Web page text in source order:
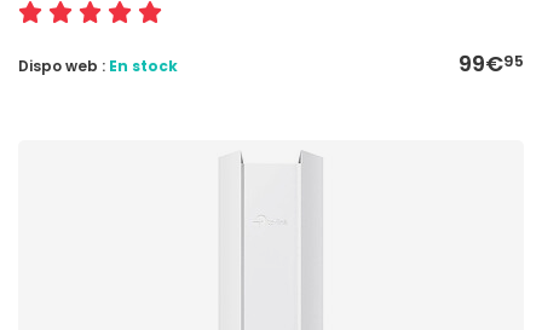
99€95
Dispo web : En stock